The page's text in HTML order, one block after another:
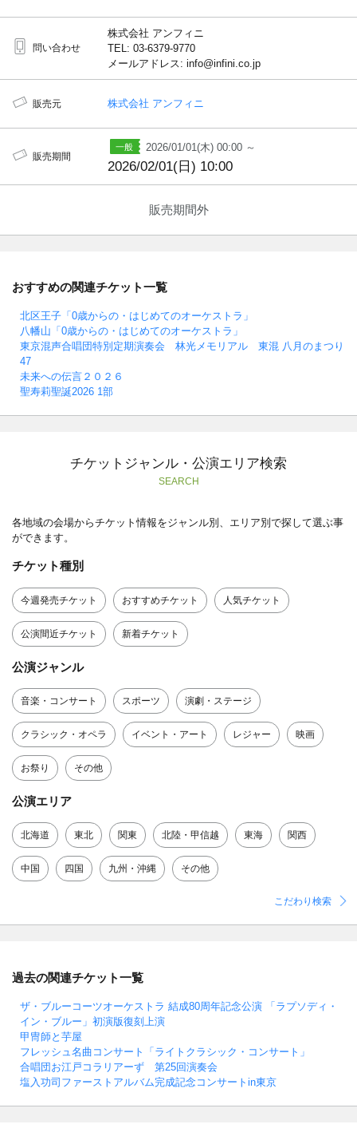
問い合わせ
株式会社 アンフィニ
TEL: 03-6379-9770
メールアドレス: info@infini.co.jp
販売元 株式会社 アンフィニ
販売期間
2026/01/01(木) 00:00 ～
2026/02/01(日) 10:00
販売期間外
おすすめの関連チケット一覧
北区王子「0歳からの・はじめてのオーケストラ」
八幡山「0歳からの・はじめてのオーケストラ」
東京混声合唱団特別定期演奏会 林光メモリアル 東混 八月のまつり
47
未来への伝言２０２６
聖寿莉聖誕2026 1部
チケットジャンル・公演エリア検索
SEARCH
各地域の会場からチケット情報をジャンル別、エリア別で探して選ぶ事
ができます。
チケット種別
今週発売チケット おすすめチケット 人気チケット
公演間近チケット 新着チケット
公演ジャンル
音楽・コンサート スポーツ 演劇・ステージ
クラシック・オペラ イベント・アート レジャー 映画
お祭り その他
公演エリア
北海道 東北 関東 北陸・甲信越 東海 関西
中国 四国 九州・沖縄 その他
こだわり検索
過去の関連チケット一覧
ザ・ブルーコーツオーケストラ 結成80周年記念公演 「ラプソディ・
イン・ブルー」初演版復刻上演
甲冑師と芋屋
フレッシュ名曲コンサート「ライトクラシック・コンサート」
合唱団お江戸コラリアーず 第25回演奏会
塩入功司ファーストアルバム完成記念コンサートin東京